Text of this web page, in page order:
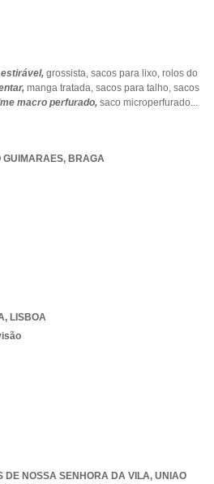
grossista, sacos para lixo, rolos do
manga tratada, sacos para talho, sacos
macro perfurado, saco microperfurado...
GUIMARAES, BRAGA
, LISBOA
DE NOSSA SENHORA DA VILA, UNIAO